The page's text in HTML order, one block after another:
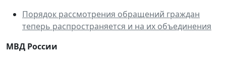
Порядок рассмотрения обращений граждан
теперь распространяется и на их объединения
МВД России